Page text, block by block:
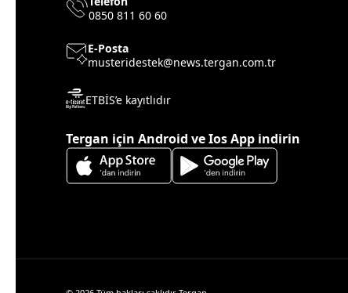
0850 811 60 60
E-Posta
musteridestek@news.tergan.com.tr
ETBİS’e kayıtlıdır
Tergan için Android ve Ios App indirin